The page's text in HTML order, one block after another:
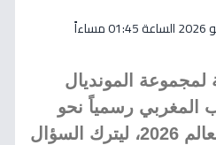
لمجموعة المونديال
المغربي رسمياً نحو
دور الـ32 في كأس العالم 2026، ليترك السؤال